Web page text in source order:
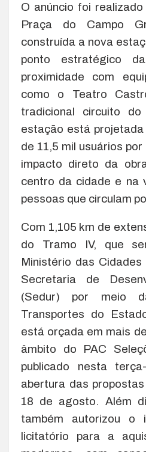
O anúncio foi
Praça do Campo
construída a nova
ponto estratégico
proximidade com
como o Teatro
tradicional circuito
estação está
de 11,5 mil usuários
impacto direto da
centro da cidade e na
pessoas que circulam
Com 1,105 km de
do Tramo IV, que
Ministério das
Secretaria de
(Sedur) por meio
Transportes do
está orçada em mais
âmbito do PAC
publicado nesta
abertura das
18 de agosto. Além
também autorizou o
licitatório para a